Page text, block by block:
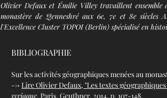
Olivier Defaux et Émilie Villey travaillent ensemble
monastère de Qenneshré aux 6e, 7e et 8e
l'Excellence Cluster TOPOI (Berlin) spécialisé en
BIBLIOGRAPHIE
Sur les activités géographiques menées au
--> Lire Olivier Defaux, "Les textes
syriaque, Paris, Geuthner, 2014, p. 107-148.